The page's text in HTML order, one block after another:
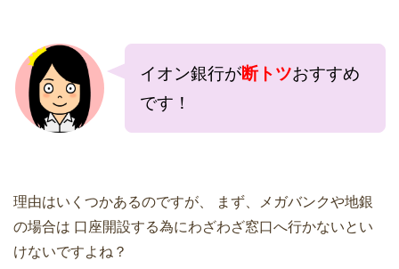
イオン銀行が断トツおすすめ
です！
理由はいくつかあるのですが、
まず、メガバンクや地銀
の場合は 口座開設する為にわざわざ窓口へ行かないとい
けないですよね？